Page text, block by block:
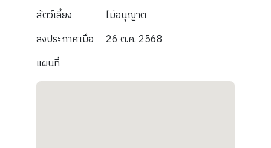
สัตว์เลี้ยง
ไม่อนุญาต
ลงประกาศเมื่อ
26 ต.ค. 2568
แผนที่